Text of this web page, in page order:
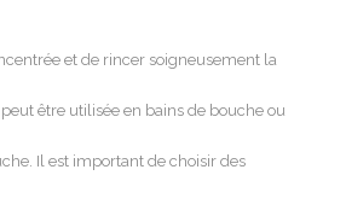
et de rincer soigneusement la
être utilisée en bains de bouche ou
Il est important de choisir des